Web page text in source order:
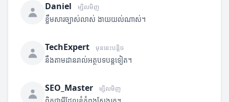
Daniel ម្សិលមិញ
ខ្លឹមសារច្បាស់លាស់ ងាយយល់ណាស់។
TechExpert មុននេះបន្តិច
នឹងតាមដានរាល់អត្ថបទបន្តទៀត។
SEO_Master ម្សិលមិញ